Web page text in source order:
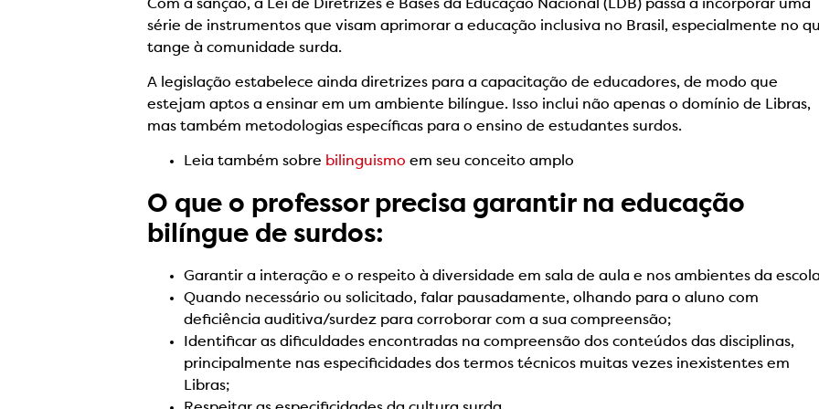
Com a sanção, a Lei de Diretrizes e Bases da Educação Nacional (LDB) passa a incorporar uma
série de instrumentos que visam aprimorar a educação inclusiva no Brasil, especialmente no
tange à comunidade surda.
A legislação estabelece ainda diretrizes para a capacitação de educadores, de modo que
estejam aptos a ensinar em um ambiente bilíngue. Isso inclui não apenas o domínio de Libras,
mas também metodologias específicas para o ensino de estudantes surdos.
Leia também sobre bilinguismo em seu conceito amplo
O que o professor precisa garantir na educação
bilíngue de surdos:
Garantir a interação e o respeito à diversidade em sala de aula e nos ambientes da
Quando necessário ou solicitado, falar pausadamente, olhando para o aluno com
deficiência auditiva/surdez para corroborar com a sua compreensão;
Identificar as dificuldades encontradas na compreensão dos conteúdos das disciplinas,
principalmente nas especificidades dos termos técnicos muitas vezes inexistentes em
Libras;